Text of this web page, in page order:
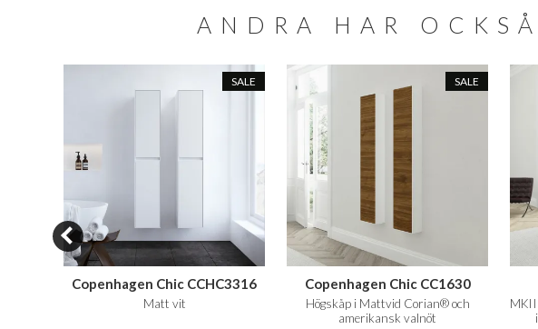
ANDRA HAR
SALE
Copenhagen Chic CCHC3316
Matt vit
SALE
Copenhagen Chic CC1630
Högskåp i Mattvid Corian® och
amerikansk valnöt
MKII